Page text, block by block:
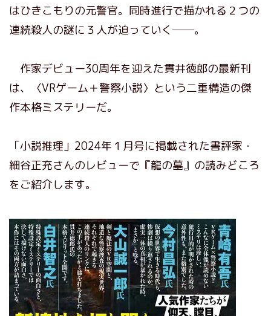
はひきこもりの元警官。同時進行で描かれる２つの
連続殺人の謎に３人が迫っていく──。
作家デビュー30周年を迎えた貫井徳郎の最新刊
は、〈VRゲーム＋警察小説〉という二重構造の傑
作本格ミステリーだ。
「小説推理」2024年１月号に掲載された書評家・
細谷正充さんのレビューで『龍の墓』の読みどころ
をご紹介します。